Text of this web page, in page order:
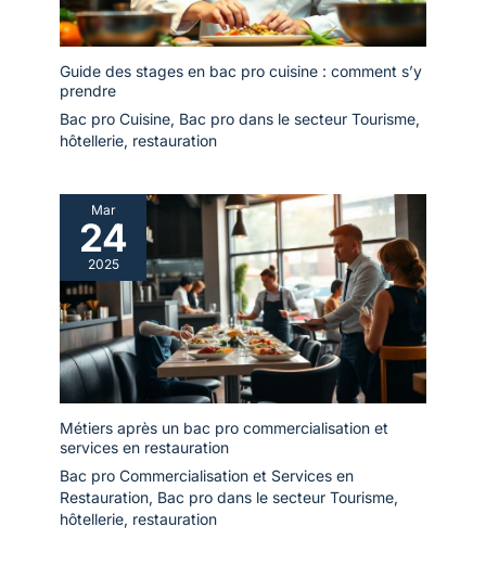
Guide des stages en bac pro cuisine : comment s’y
prendre
Bac pro Cuisine, Bac pro dans le secteur Tourisme,
hôtellerie, restauration
Mar
24
2025
Métiers après un bac pro commercialisation et
services en restauration
Bac pro Commercialisation et Services en
Restauration, Bac pro dans le secteur Tourisme,
hôtellerie, restauration